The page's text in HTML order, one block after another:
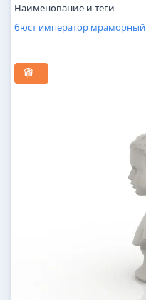
Наименование и теги
бюст император мраморный